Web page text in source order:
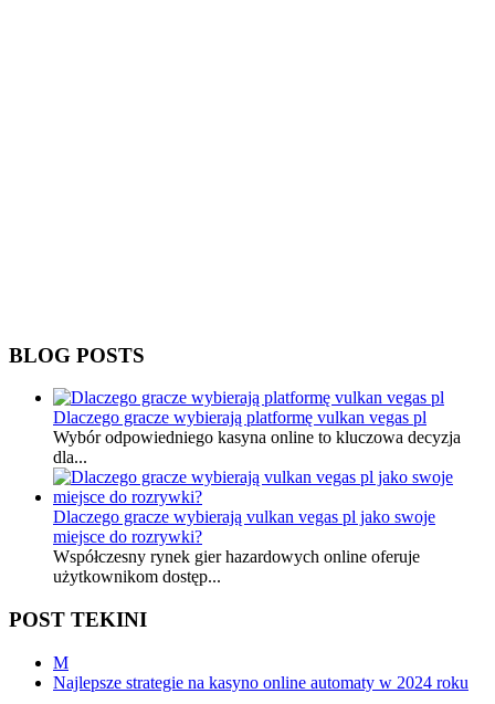
BLOG POSTS
Dlaczego gracze wybierają platformę vulkan vegas pl
Wybór odpowiedniego kasyna online to kluczowa decyzja
dla...
Dlaczego gracze wybierają vulkan vegas pl jako swoje
miejsce do rozrywki?
Współczesny rynek gier hazardowych online oferuje
użytkownikom dostęp...
POST TEKINI
M
Najlepsze strategie na kasyno online automaty w 2024 roku